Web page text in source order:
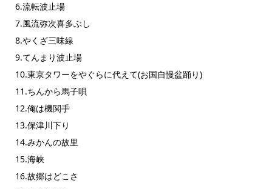
6.流転波止場
7.風流弥次喜多ぶし
8.やくざ三味線
9.てんまり波止場
10.東京タワーをやぐらに代えて(お国自慢盆踊り)
11.ちんから馬子唄
12.俺は機関手
13.保津川下り
14.みかんの故里
15.海峡
16.故郷はどこさ